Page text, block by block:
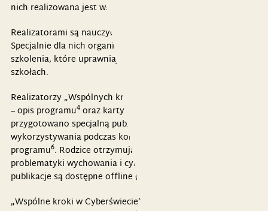
nich realizowana jest wspólnie z rodzicami.
Realizatorami są nauczyciele, pedagodzy i psycholodzy.
Specjalnie dla nich organizowane są (jednodniowe)
szkolenia, które uprawniają do wdrażania programu w
szkołach.
Realizatorzy „Wspólnych kroków” otrzymują dwie broszury
– opis programu4oraz karty pracy
przygotowano specjalną publikację, przeznaczoną do
wykorzystywania podczas kolejnych spotkań w ramach
programu6. Rodzice otrzymują poradnik dotyczący
problematyki wychowania i cybermediów
publikacje są dostępne offline (drukowane).
„Wspólne kroki w Cyberświecie” to program